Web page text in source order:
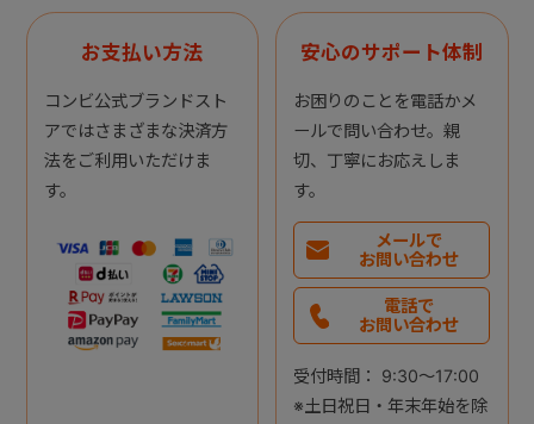
お支払い方法
コンビ公式ブランドスト
アではさまざまな決済方
法をご利用いただけま
す。
安心のサポート体制
お困りのことを電話かメ
ールで問い合わせ。親
切、丁寧にお応えしま
す。
メールで
お問い合わせ
電話で
お問い合わせ
受付時間： 9:30～17:00
※土日祝日・年末年始を除